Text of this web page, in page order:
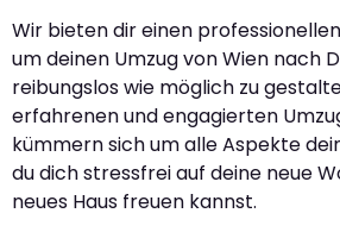
Wir bieten dir einen professionellen
um deinen Umzug von Wien nach
reibungslos wie möglich zu
erfahrenen und engagierten
kümmern sich um alle Aspekte
du dich stressfrei auf deine neue
neues Haus freuen kannst.